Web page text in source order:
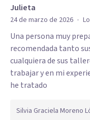
Julieta
24 de marzo de 2026 ·
Una persona muy
recomendada tanto
cualquiera de sus
trabajar y en mi
he tratado
Silvia Graciela Moreno